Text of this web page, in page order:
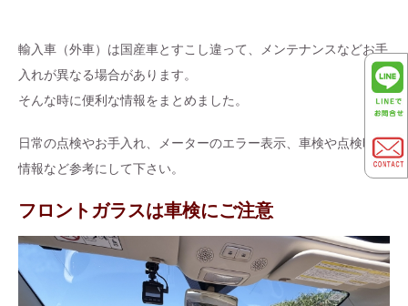
輸入車（外車）は国産車とすこし違って、メンテナンスなどお手
入れが異なる場合があります。
そんな時に便利な情報をまとめました。
日常の点検やお手入れ、メーターのエラー表示、車検や点検時の
情報など参考にして下さい。
フロントガラスは車検にご注意